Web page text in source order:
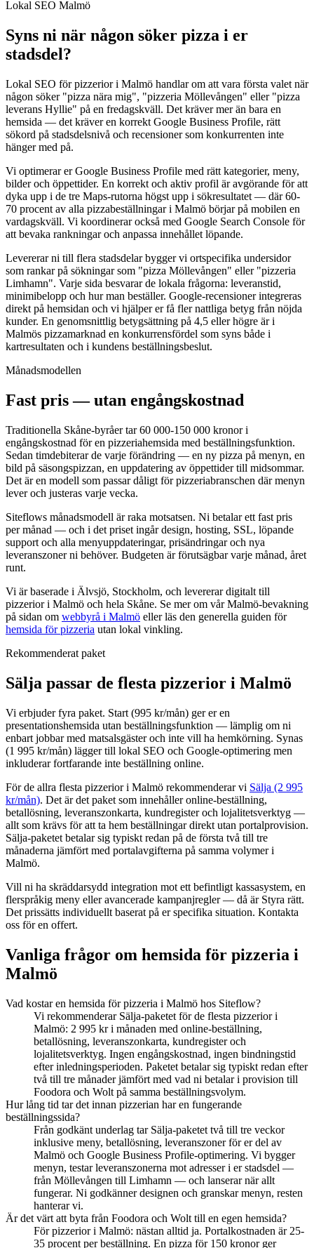
Lokal SEO Malmö
Syns ni när någon söker pizza i er
stadsdel?
Lokal SEO för pizzerior i Malmö handlar om att vara första valet när
någon söker "pizza nära mig", "pizzeria Möllevången" eller "pizza
leverans Hyllie" på en fredagskväll. Det kräver mer än bara en
hemsida — det kräver en korrekt Google Business Profile, rätt
sökord på stadsdelsnivå och recensioner som konkurrenten inte
hänger med på.
Vi optimerar er Google Business Profile med rätt kategorier, meny,
bilder och öppettider. En korrekt och aktiv profil är avgörande för att
dyka upp i de tre Maps-rutorna högst upp i sökresultatet — där 60-
70 procent av alla pizzabeställningar i Malmö börjar på mobilen en
vardagskväll. Vi koordinerar också med Google Search Console för
att bevaka rankningar och anpassa innehållet löpande.
Levererar ni till flera stadsdelar bygger vi ortspecifika undersidor
som rankar på sökningar som "pizza Möllevången" eller "pizzeria
Limhamn". Varje sida besvarar de lokala frågorna: leveranstid,
minimibelopp och hur man beställer. Google-recensioner integreras
direkt på hemsidan och vi hjälper er få fler nattliga betyg från nöjda
kunder. En genomsnittlig betygsättning på 4,5 eller högre är i
Malmös pizzamarknad en konkurrensfördel som syns både i
kartresultaten och i kundens beställningsbeslut.
Månadsmodellen
Fast pris — utan engångskostnad
Traditionella Skåne-byråer tar 60 000-150 000 kronor i
engångskostnad för en pizzeriahemsida med beställningsfunktion.
Sedan timdebiterar de varje förändring — en ny pizza på menyn, en
bild på säsongspizzan, en uppdatering av öppettider till midsommar.
Det är en modell som passar dåligt för pizzeriabranschen där menyn
lever och justeras varje vecka.
Siteflows månadsmodell är raka motsatsen. Ni betalar ett fast pris
per månad — och i det priset ingår design, hosting, SSL, löpande
support och alla menyuppdateringar, prisändringar och nya
leveranszoner ni behöver. Budgeten är förutsägbar varje månad, året
runt.
Vi är baserade i Älvsjö, Stockholm, och levererar digitalt till
pizzerior i Malmö och hela Skåne. Se mer om vår Malmö-bevakning
på sidan om webbyrå i Malmö eller läs den generella guiden för
hemsida för pizzeria utan lokal vinkling.
Rekommenderat paket
Sälja passar de flesta pizzerior i Malmö
Vi erbjuder fyra paket. Start (995 kr/mån) ger er en
presentationshemsida utan beställningsfunktion — lämplig om ni
enbart jobbar med matsalsgäster och inte vill ha hemkörning. Synas
(1 995 kr/mån) lägger till lokal SEO och Google-optimering men
inkluderar fortfarande inte beställning online.
För de allra flesta pizzerior i Malmö rekommenderar vi Sälja (2 995
kr/mån). Det är det paket som innehåller online-beställning,
betallösning, leveranszonkarta, kundregister och lojalitetsverktyg —
allt som krävs för att ta hem beställningar direkt utan portalprovision.
Sälja-paketet betalar sig typiskt redan på de första två till tre
månaderna jämfört med portalavgifterna på samma volymer i
Malmö.
Vill ni ha skräddarsydd integration mot ett befintligt kassasystem, en
flerspråkig meny eller avancerade kampanjregler — då är Styra rätt.
Det prissätts individuellt baserat på er specifika situation. Kontakta
oss för en offert.
Vanliga frågor om hemsida för pizzeria i
Malmö
Vad kostar en hemsida för pizzeria i Malmö hos Siteflow?
Vi rekommenderar Sälja-paketet för de flesta pizzerior i
Malmö: 2 995 kr i månaden med online-beställning,
betallösning, leveranszonkarta, kundregister och
lojalitetsverktyg. Ingen engångskostnad, ingen bindningstid
efter inledningsperioden. Paketet betalar sig typiskt redan efter
två till tre månader jämfört med vad ni betalar i provision till
Foodora och Wolt på samma beställningsvolym.
Hur lång tid tar det innan pizzerian har en fungerande
beställningssida?
Från godkänt underlag tar Sälja-paketet två till tre veckor
inklusive meny, betallösning, leveranszoner för er del av
Malmö och Google Business Profile-optimering. Vi bygger
menyn, testar leveranszonerna mot adresser i er stadsdel —
från Möllevången till Limhamn — och lanserar när allt
fungerar. Ni godkänner designen och granskar menyn, resten
hanterar vi.
Är det värt att byta från Foodora och Wolt till en egen hemsida?
För pizzerior i Malmö: nästan alltid ja. Portalkostnaden är 25-
35 procent per beställning. En pizza för 150 kronor ger